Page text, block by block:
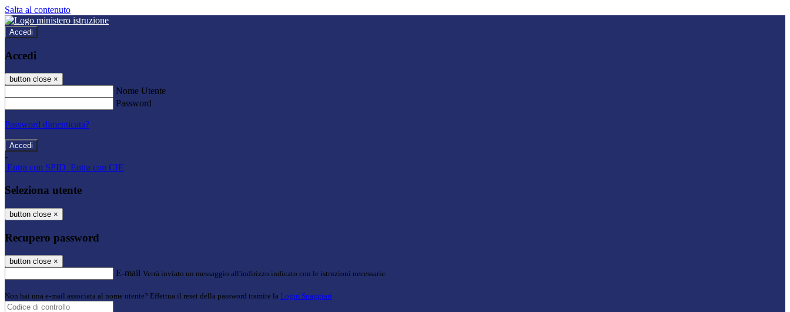
Salta al contenuto
Accedi
Accedi
button close ×
Nome Utente
Password
Password dimenticata?
-
Entra con SPID Entra con CIE
Seleziona utente
button close ×
Recupero password
button close ×
E-mail Verrà inviato un messaggio all'indirizzo indicato con le istruzioni necessarie.
Non hai una e-mail associata al nome utente? Effettua il reset della password tramite la Login Spaggiari